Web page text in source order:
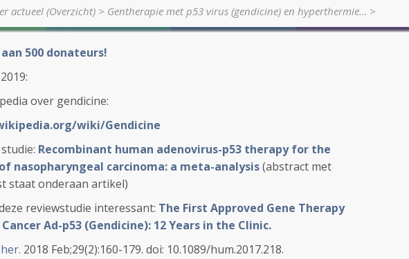
actueel (Overzicht) > Gentherapie met p53 virus (gendicine) en hyperthermie… >
500 donateurs!
over gendicine:
wiki/Gendicine
Recombinant human adenovirus-p53 therapy for the
nasopharyngeal carcinoma: a meta-analysis(abstract met
staat onderaan artikel)
reviewstudie interessant: The First Approved Gene Therapy
Ad-p53 (Gendicine): 12 Years in the Clinic.
2018 Feb;29(2):160-179. doi: 10.1089/hum.2017.218.